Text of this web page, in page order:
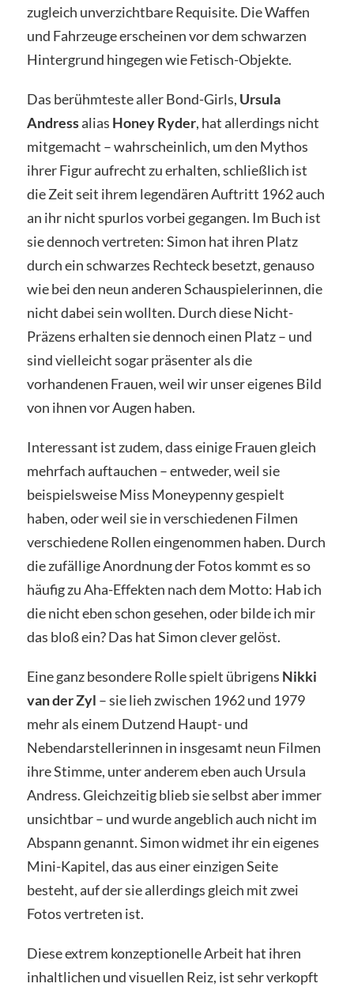
zugleich unverzichtbare Requisite. Die Waffen
und Fahrzeuge erscheinen vor dem schwarzen
Hintergrund hingegen wie Fetisch-Objekte.
Das berühmteste aller Bond-Girls, Ursula
Andressalias Honey Ryder, hat allerdings nicht
mitgemacht – wahrscheinlich, um den Mythos
ihrer Figur aufrecht zu erhalten, schließlich ist
die Zeit seit ihrem legendären Auftritt 1962 auch
an ihr nicht spurlos vorbei gegangen. Im Buch ist
sie dennoch vertreten: Simon hat ihren Platz
durch ein schwarzes Rechteck besetzt, genauso
wie bei den neun anderen Schauspielerinnen, die
nicht dabei sein wollten. Durch diese Nicht-
Präzens erhalten sie dennoch einen Platz – und
sind vielleicht sogar präsenter als die
vorhandenen Frauen, weil wir unser eigenes Bild
von ihnen vor Augen haben.
Interessant ist zudem, dass einige Frauen gleich
mehrfach auftauchen – entweder, weil sie
beispielsweise Miss Moneypenny gespielt
haben, oder weil sie in verschiedenen Filmen
verschiedene Rollen eingenommen haben. Durch
die zufällige Anordnung der Fotos kommt es so
häufig zu Aha-Effekten nach dem Motto: Hab ich
die nicht eben schon gesehen, oder bilde ich mir
das bloß ein? Das hat Simon clever gelöst.
Eine ganz besondere Rolle spielt übrigens Nikki
van der Zyl – sie lieh zwischen 1962 und 1979
mehr als einem Dutzend Haupt- und
Nebendarstellerinnen in insgesamt neun Filmen
ihre Stimme, unter anderem eben auch Ursula
Andress. Gleichzeitig blieb sie selbst aber immer
unsichtbar – und wurde angeblich auch nicht im
Abspann genannt. Simon widmet ihr ein eigenes
Mini-Kapitel, das aus einer einzigen Seite
besteht, auf der sie allerdings gleich mit zwei
Fotos vertreten ist.
Diese extrem konzeptionelle Arbeit hat ihren
inhaltlichen und visuellen Reiz, ist sehr verkopft